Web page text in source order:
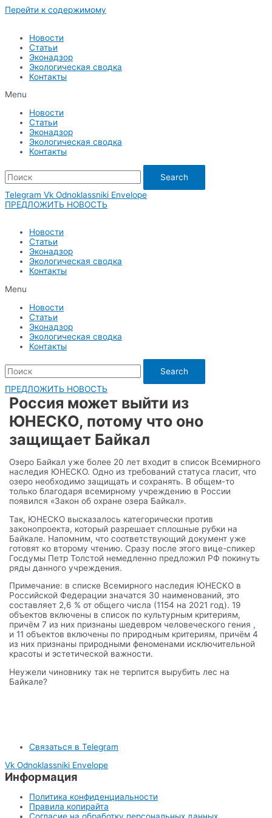
Перейти к содержимому
Новости
Статьи
Эконадзор
Экологическая сводка
Контакты
Menu
Новости
Статьи
Эконадзор
Экологическая сводка
Контакты
Search
Telegram Vk Odnoklassniki Envelope
ПРЕДЛОЖИТЬ НОВОСТЬ
Новости
Статьи
Эконадзор
Экологическая сводка
Контакты
Menu
Новости
Статьи
Эконадзор
Экологическая сводка
Контакты
Search
ПРЕДЛОЖИТЬ НОВОСТЬ
Россия может выйти из
ЮНЕСКО, потому что оно
защищает Байкал
Озеро Байкал уже более 20 лет входит в список Всемирного
наследия ЮНЕСКО. Одно из требований статуса гласит, что
озеро необходимо защищать и сохранять. В общем-то
только благодаря всемирному учреждению в России
появился «Закон об охране озера Байкал».
Так, ЮНЕСКО высказалось категорически против
законопроекта, который разрешает сплошные рубки на
Байкале. Напомним, что соответствующий документ уже
готовят ко второму чтению. Сразу после этого вице-спикер
Госдумы Петр Толстой немедленно предложил РФ покинуть
ряды данного учреждения.
Примечание: в списке Всемирного наследия ЮНЕСКО в
Российской Федерации значатся 30 наименований, это
составляет 2,6 % от общего числа (1154 на 2021 год). 19
объектов включены в список по культурным критериям,
причём 7 из них признаны шедевром человеческого гения ,
и 11 объектов включены по природным критериям, причём 4
из них признаны природными феноменами исключительной
красоты и эстетической важности.
Неужели чиновнику так не терпится вырубить лес на
Байкале?
Связаться в Telegram
Vk Odnoklassniki Envelope
Информация
Политика конфиденциальности
Правила копирайта
Согласие на обработку персональных данных